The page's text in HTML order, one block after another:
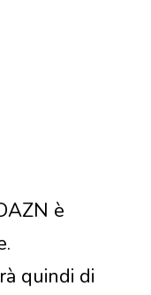
è
quindi di